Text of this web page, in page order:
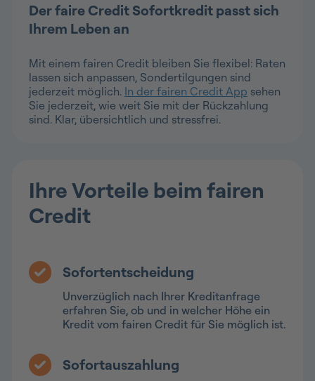
Der faire Credit Sofortkredit passt sich
Ihrem Leben an
Mit einem fairen Credit bleiben Sie flexibel: Raten
lassen sich anpassen, Sondertilgungen sind
jederzeit möglich. In der fairen Credit App sehen
Sie jederzeit, wie weit Sie mit der Rückzahlung
sind. Klar, übersichtlich und stressfrei.
Ihre Vorteile beim fairen
Credit
Sofortentscheidung
Unverzüglich nach Ihrer Kreditanfrage
erfahren Sie, ob und in welcher Höhe ein
Kredit vom fairen Credit für Sie möglich ist.
Sofortauszahlung